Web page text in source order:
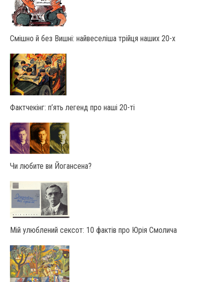
Смішно й без Вишні: найвеселіша трійця наших 20-х
Фактчекінг: п’ять легенд про наші 20-ті
Чи любите ви Йогансена?
Мій улюблений сексот: 10 фактів про Юрія Смолича